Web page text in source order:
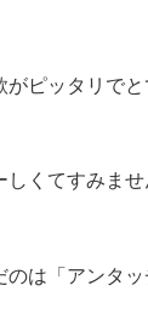
がピッタリで
しくてすみま
のは「アンタ